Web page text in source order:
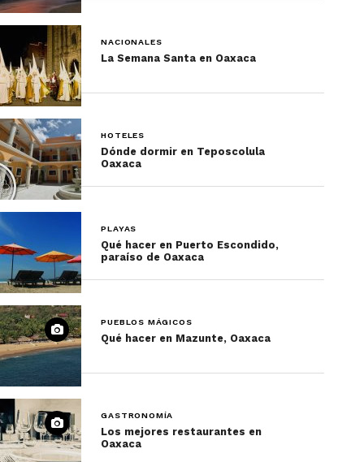
NACIONALES
La Semana Santa en Oaxaca
HOTELES
Dónde dormir en Teposcolula
Oaxaca
PLAYAS
Qué hacer en Puerto Escondido,
paraíso de Oaxaca
PUEBLOS MÁGICOS
Qué hacer en Mazunte, Oaxaca
GASTRONOMÍA
Los mejores restaurantes en
Oaxaca